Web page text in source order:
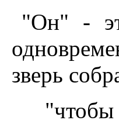
"Он" -
зверь
"чтобы